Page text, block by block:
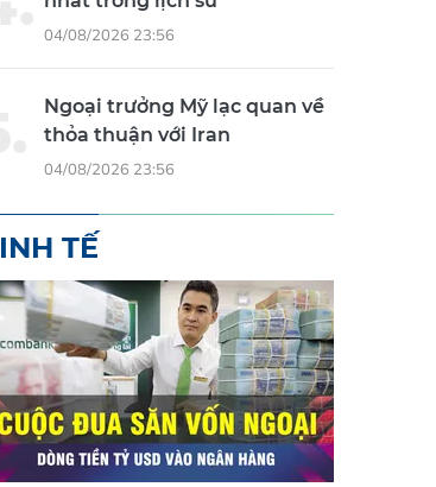
nhất trong lịch sử
04/08/2026 23:56
Ngoại trưởng Mỹ lạc quan về
thỏa thuận với Iran
04/08/2026 23:56
KINH TẾ